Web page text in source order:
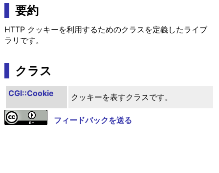
要約
HTTP クッキーを利用するためのクラスを定義したライブ
ラリです。
クラス
CGI::Cookie クッキーを表すクラスです。
フィードバックを送る